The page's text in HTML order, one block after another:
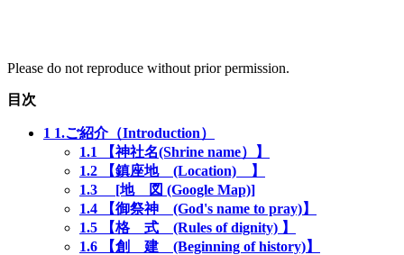
Please do not reproduce without prior permission.
目次
1 1.ご紹介（Introduction）
1.1
【神社名(Shrine name）】
1.2 【鎮座地 (Location) 】
1.3 [地 図 (Google Map)]
1.4 【御祭神 (God's name to pray)】
1.5 【格 式 (Rules of dignity) 】
1.6 【創 建 (Beginning of history)】